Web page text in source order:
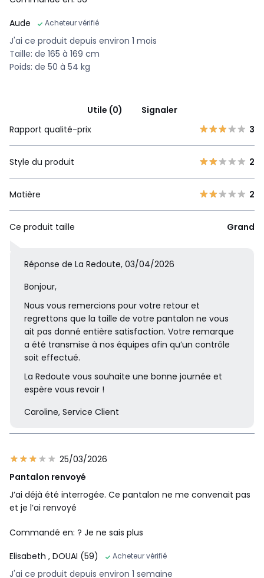
Aude
Acheteur vérifié
J'ai ce produit depuis environ 1 mois
Taille: de 165 à 169 cm
Poids: de 50 à 54 kg
Utile (0)
Signaler
Rapport qualité-prix
3
Style du produit 2
Matière 2
Ce produit taille Grand
Réponse de La Redoute, 03/04/2026
Bonjour,
Nous vous remercions pour votre retour et
regrettons que la taille de votre pantalon ne vous
ait pas donné entière satisfaction. Votre remarque
a été transmise à nos équipes afin qu’un contrôle
soit effectué.
La Redoute vous souhaite une bonne journée et
espère vous revoir !
Caroline, Service Client
25/03/2026
Pantalon renvoyé
J’ai déjà été interrogée. Ce pantalon ne me convenait pas
et je l’ai renvoyé
Commandé en: ? Je ne sais plus
Elisabeth , DOUAI (59) Acheteur vérifié
J'ai ce produit depuis environ 1 semaine